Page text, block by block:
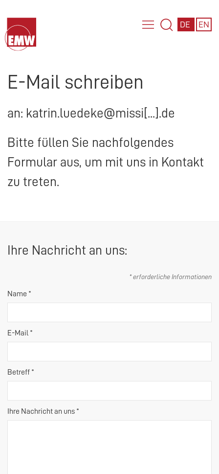
DE EN
E-Mail schreiben
an: katrin.luedeke@missi[...].de
Bitte füllen Sie nachfolgendes
Formular aus, um mit uns in Kontakt
zu treten.
Ihre Nachricht an uns:
* erforderliche Informationen
Name *
E-Mail *
Betreff *
Ihre Nachricht an uns *